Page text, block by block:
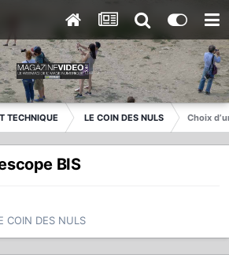
TECHNIQUE LE COIN DES NULS Choix
BIS
COIN DES NULS